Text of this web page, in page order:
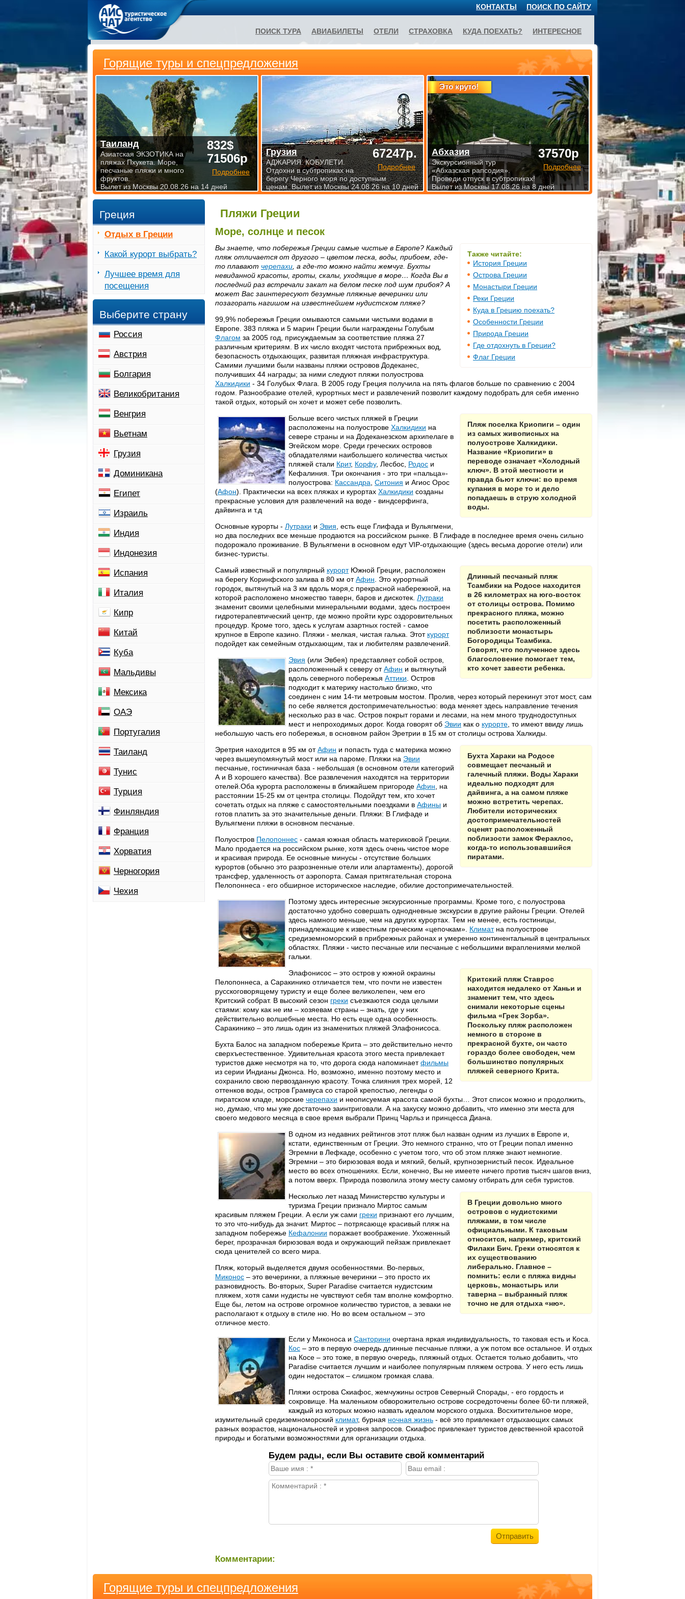
Пляжи Греции
Море, солнце и песок
Также читайте:
История Греции
Острова Греции
Монастыри Греции
Реки Греции
Куда в Грецию поехать?
Особенности Греции
Природа Греции
Где отдохнуть в Греции?
Флаг Греции
Вы знаете, что побережья Греции самые чистые в Европе? Каждый
пляж отличается от другого – цветом песка, воды, прибоем, где-
то плавают черепахи , а где-то можно найти жемчуг. Бухты
невиданной красоты, гроты, скалы, уходящие в море… Когда Вы в
последний раз встречали закат на белом песке под шум прибоя? А
может Вас заинтересуют безумные пляжные вечеринки или
позагорать нагишом на известнейшем нудистском пляже?
99,9% побережья Греции омываются самыми чистыми водами в
Европе. 383 пляжа и 5 марин Греции были награждены Голубым
Флагом за 2005 год, присуждаемым за соответствие пляжа 27
различным критериям. В их число входят чистота прибрежных вод,
безопасность отдыхающих, развитая пляжная инфраструктура.
Самими лучшими были названы пляжи островов Додеканес,
получивших 44 награды; за ними следуют пляжи полуострова
Халкидики - 34 Голубых Флага. В 2005 году Греция получила на пять флагов больше по сравнению с 2004
годом. Разнообразие отелей, курортных мест и развлечений позволит каждому подобрать для себя именно
такой отдых, который он хочет и может себе позволить.
Пляж поселка Криопиги – один
из самых живописных на
полуострове Халкидики.
Название «Криопиги» в
переводе означает «Холодный
ключ». В этой местности и
правда бьют ключи: во время
купания в море то и дело
попадаешь в струю холодной
воды.
Больше всего чистых пляжей в Греции
расположены на полуострове Халкидики на
севере страны и на Додеканезском архипелаге в
Эгейском море. Среди греческих островов
обладателями наибольшего количества чистых
пляжей стали Крит, Корфу, Лесбос, Родос и
Кефалиния. Три окончания - это три «пальца»-
полуострова: Кассандра Ситония и Агиос Орос
(Афон). Практически на всех пляжах и курортах Халкидики созданы
прекрасные условия для развлечений на воде - виндсерфинга,
дайвинга и т.д
Основные курорты - Лутраки и Эвия , есть еще Глифада и Вульягмени,
но два последних все меньше продаются на российском рынке. В Глифаде в последнее время очень сильно
подорожало проживание. В Вульягмени в основном едут VIP-отдыхающие (здесь весьма дорогие отели) или
бизнес-туристы.
Длинный песчаный пляж
Тсамбики на Родосе находится
в 26 километрах на юго-восток
от столицы острова. Помимо
прекрасного пляжа, можно
посетить расположенный
поблизости монастырь
Богородицы Тсамбика.
Говорят, что полученное здесь
благословение помогает тем,
кто хочет завести ребенка.
Самый известный и популярный курортЮжной Греции, расположен
на берегу Коринфского залива в 80 км отАфин . Это курортный
городок, вытянутый на 3 км вдоль моря,с прекрасной набережной, на
которой расположено множество таверн, баров и дискотек. Лутраки
знаменит своими целебными минеральными водами, здесь построен
гидротерапевтический центр, где можно пройти курс оздоровительных
процедур. Кроме того, здесь к услугам азартных гостей - самое
крупное в Европе казино. Пляжи - мелкая, чистая галька. Этот курорт
подойдет как семейным отдыхающим, так и любителям развлечений.
Эвия (или Эвбея) представляет собой остров,
расположенный к северу отАфин и вытянутый
вдоль северного побережья Аттики . Остров
подходит к материку настолько близко, что
соединен с ним 14-ти метровым мостом. Пролив, через который перекинут этот мост, сам
по себе является достопримечательностью: вода меняет здесь направление течения
несколько раз в час. Остров покрыт горами и лесами, на нем много труднодоступных
мест и непроходимых дорог. Когда говорят об Эвии как о курорте , то имеют ввиду лишь
небольшую часть его побережья, в основном район Эретрии в 15 км от столицы острова Халкиды.
Бухта Хараки на Родосе
совмещает песчаный и
галечный пляжи. Воды Хараки
идеально подходят для
дайвинга, а на самом пляже
можно встретить черепах.
Любители исторических
достопримечательностей
оценят расположенный
поблизости замок Фераклос,
когда-то использовавшийся
пиратами.
Эретрия находится в 95 км отАфин и попасть туда с материка можно
через вышеупомянутый мост или на пароме. Пляжи на Эвии
песчаные, гостиничная база - небольшая (в основном отели категорий
А и В хорошего качества). Все развлечения находятся на территории
отелей.Оба курорта расположены в ближайшем пригороде Афин , на
расстоянии 15-25 км от центра столицы. Подойдут тем, кто хочет
сочетать отдых на пляже с самостоятельными поездками в Афины и
готов платить за это значительные деньги. Пляжи: В Глифаде и
Вульягмени пляжи в основном песчаные.
Полуостров Пелопоннес - самая южная область материковой Греции.
Мало продается на российском рынке, хотя здесь очень чистое море
и красивая природа. Ее основные минусы - отсутствие больших
курортов (обычно это разрозненные отели или апартаменты), дорогой
трансфер, удаленность от аэропорта. Самая притягательная сторона
Пелопоннеса - его обширное историческое наследие, обилие достопримечательностей.
Поэтому здесь интересные экскурсионные программы. Кроме того, с полуострова
достаточно удобно совершать однодневные экскурсии в другие районы Греции. Отелей
здесь намного меньше, чем на других курортах. Тем не менее, есть гостиницы,
принадлежащие к известным греческим «цепочкам». Климатна полуострове
средиземноморский в прибрежных районах и умеренно континентальный в центральных
областях. Пляжи - чисто песчаные или песчаные с небольшими вкраплениями мелкой
гальки.
Критский пляж Ставрос
находится недалеко от Ханьи и
знаменит тем, что здесь
снимали некоторые сцены
фильма «Грек Зорба».
Поскольку пляж расположен
немного в стороне в
прекрасной бухте, он часто
гораздо более свободен, чем
большинство популярных
пляжей северного Крита.
Элафонисос – это остров у южной окраины
Пелопоннеса, а Саракинико отличается тем, что почти не известен
русскоговорящему туристу и еще более великолепен, чем его
Критский собрат. В высокий сезон греки съезжаются сюда целыми
стаями: кому как не им – хозяевам страны – знать, где у них
действительно волшебные места. Но есть еще одна особенность.
Саракинико – это лишь один из знаменитых пляжей Элафонисоса.
Бухта Балос на западном побережье Крита – это действительно нечто
сверхъестественное. Удивительная красота этого места привлекает
туристов даже несмотря на то, что дорога сюда напоминаетфильмы
из серии Индианы Джонса. Но, возможно, именно поэтому место и
сохранило свою первозданную красоту. Точка слияния трех морей, 12
оттенков воды, остров Грамвуса со старой крепостью, легенды о
пиратском кладе, морские черепахи и неописуемая красота самой бухты… Этот список можно и продолжить,
но, думаю, что мы уже достаточно заинтриговали. А на закуску можно добавить, что именно эти места для
своего медового месяца в свое время выбрали Принц Чарльз и принцесса Диана.
В одном из недавних рейтингов этот пляж был назван одним из лучших в Европе и,
кстати, единственным от Греции. Это немного странно, что от Греции попал именно
Эгремни в Лефкаде, особенно с учетом того, что об этом пляже знают немногие.
Эгремни – это бирюзовая вода и мягкий, белый, крупнозернистый песок. Идеальное
место во всех отношениях. Если, конечно, Вы не имеете ничего против тысяч шагов вниз,
а потом вверх. Природа позволила этому месту самому отбирать для себя туристов.
В Греции довольно много
островов с нудистскими
пляжами, в том числе
официальными. К таковым
относится, например, критский
Филаки Бич. Греки относятся к
их существованию
либерально. Главное –
помнить: если с пляжа видны
церковь, монастырь или
таверна – выбранный пляж
точно не для отдыха «ню».
Несколько лет назад Министерство культуры и
туризма Греции признало Миртос самым
красивым пляжем Греции. А если уж сами греки признают его лучшим,
то это что-нибудь да значит. Миртос – потрясающе красивый пляж на
западном побережье Кефалонии поражает воображение. Ухоженный
берег, прозрачная бирюзовая вода и окружающий пейзаж привлекает
сюда ценителей со всего мира.
Пляж, который выделяется двумя особенностями. Во-первых,
Миконос – это вечеринки, а пляжные вечеринки – это просто их
разновидность. Во-вторых, Super Paradise считается нудистским
пляжем, хотя сами нудисты не чувствуют себя там вполне комфортно.
Еще бы, летом на острове огромное количество туристов, а зеваки не
располагают к отдыху в стиле ню. Но во всем остальном – это
отличное место.
Если у Миконоса и Санторини очертана яркая индивидуальность, то таковая есть и Коса.
Кос – это в первую очередь длинные песчаные пляжи, а уж потом все остальное. И отдых
на Косе – это тоже, в первую очередь, пляжный отдых. Остается только добавить, что
Paradise считается лучшим и наиболее популярным пляжем острова. У него есть лишь
один недостаток – слишком громкая слава.
Пляжи острова Скиафос, жемчужины остров Северный Спорады, - его гордость и
сокровище. На маленьком обворожительно острове сосредоточены более 60-ти пляжей,
каждый из которых можно назвать идеалом морского отдыха. Восхитительное море,
изумительный средиземноморский климат, бурная ночная жизнь - всё это привлекает отдыхающих самых
разных возрастов, национальностей и уровня запросов. Скиафос привлекает туристов девственной красотой
природы и богатыми возможностями для организации отдыха.
Будем рады, если Вы оставите свой комментарий
Комментарии:
Греция
Отдых в Греции
Какой курорт выбрать?
Лучшее время для
посещения
Выберите страну
Россия
Австрия
Болгария
Великобритания
Венгрия
Вьетнам
Грузия
Доминикана
Египет
Израиль
Индия
Индонезия
Испания
Италия
Кипр
Китай
Куба
Мальдивы
Мексика
ОАЭ
Португалия
Таиланд
Тунис
Турция
Финляндия
Франция
Хорватия
Черногория
Чехия
Горящие туры и спецпредложения
Горящие туры и спецпредложения
832$
71506р
Подробнее
Таиланд
Азиатская ЭКЗОТИКА на
пляжах Пхукета. Море,
песчаные пляжи и много
фруктов.
Вылет из Москвы 20.08.26 на 14 дней
67247р.
Подробнее
Грузия
АДЖАРИЯ. КОБУЛЕТИ.
Отдохни в субтропиках на
берегу Черного моря по доступным
ценам. Вылет из Москвы 24.08.26 на 10 дней
Это круто!
37570р
Подробнее
Абхазия
Экскурсионный тур
«Абхазская рапсодия».
Проведи отпуск в субтропиках!
Вылет из Москвы 17.08.26 на 8 дней
ПОИСК ПО САЙТУ
КОНТАКТЫ
ПОИСК ТУРА АВИАБИЛЕТЫ ОТЕЛИ СТРАХОВКА КУДА ПОЕХАТЬ? ИНТЕРЕСНОЕ